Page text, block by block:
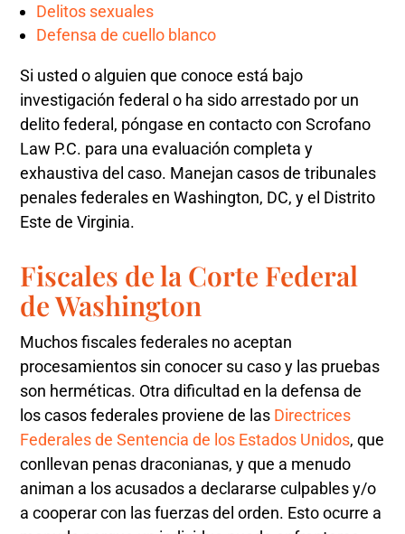
Delitos sexuales
Defensa de cuello blanco
Si usted o alguien que conoce está bajo
investigación federal o ha sido arrestado por un
delito federal, póngase en contacto con Scrofano
Law P.C. para una evaluación completa y
exhaustiva del caso. Manejan casos de tribunales
penales federales en Washington, DC, y el Distrito
Este de Virginia.
Fiscales de la Corte Federal
de Washington
Muchos fiscales federales no aceptan
procesamientos sin conocer su caso y las pruebas
son herméticas. Otra dificultad en la defensa de
los casos federales proviene de las Directrices
Federales de Sentencia de los Estados Unidos, que
conllevan penas draconianas, y que a menudo
animan a los acusados a declararse culpables y/o
a cooperar con las fuerzas del orden. Esto ocurre a